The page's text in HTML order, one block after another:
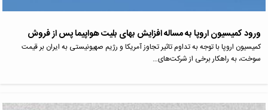
ورود کمیسیون اروپا به مساله افزایش بهای بلیت هواپیما پس از فروش
کمیسیون اروپا با توجه به تداوم تاثیر تجاوز آمریکا و رژیم صهیونیستی به ایران بر قیمت
سوخت، به راهکار برخی از شرکت‌های…